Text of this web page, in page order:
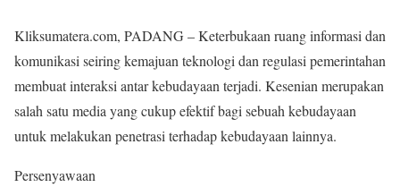
Kliksumatera.com, PADANG – Keterbukaan ruang informasi dan
komunikasi seiring kemajuan teknologi dan regulasi pemerintahan
membuat interaksi antar kebudayaan terjadi. Kesenian merupakan
salah satu media yang cukup efektif bagi sebuah kebudayaan
untuk melakukan penetrasi terhadap kebudayaan lainnya.
Persenyawaan